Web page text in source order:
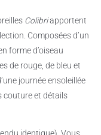
Colibriapportent
Composées d’un
forme d’oiseau
de rouge, de bleu et
journée ensoleillée
couture et détails